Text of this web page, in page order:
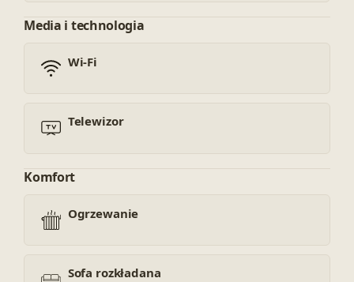
Media i technologia
Wi-Fi
Telewizor
Komfort
Ogrzewanie
Sofa rozkładana